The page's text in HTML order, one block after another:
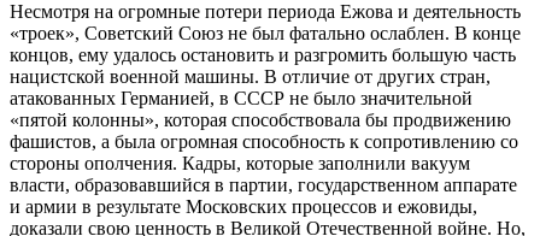
Несмотря на огромные потери периода Ежова и деятельность
«троек», Советский Союз не был фатально ослаблен. В конце
концов, ему удалось остановить и разгромить большую часть
нацистской военной машины. В отличие от других стран,
атакованных Германией, в СССР не было значительной
«пятой колонны», которая способствовала бы продвижению
фашистов, а была огромная способность к сопротивлению со
стороны ополчения. Кадры, которые заполнили вакуум
власти, образовавшийся в партии, государственном аппарате
и армии в результате Московских процессов и ежовиды,
доказали свою ценность в Великой Отечественной войне. Но,